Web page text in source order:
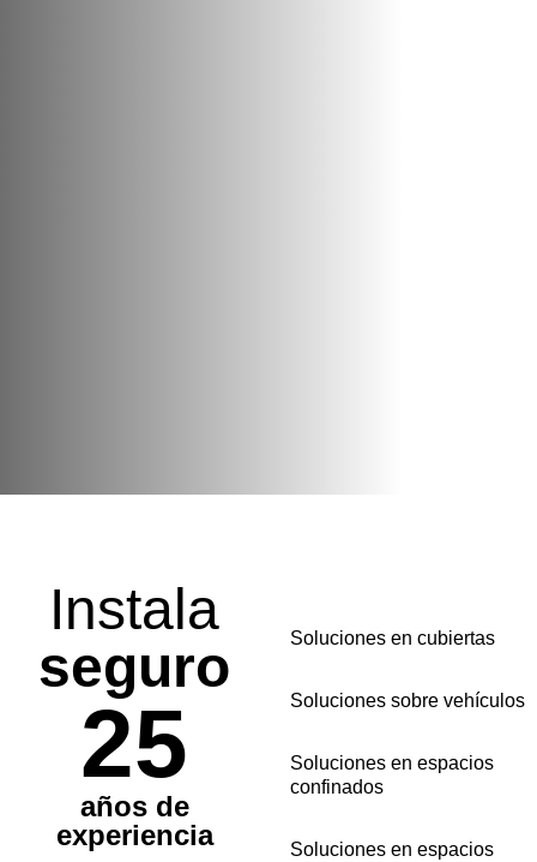
Instala
seguro
25
años de
experiencia
Soluciones en cubiertas
Soluciones sobre vehículos
Soluciones en espacios
confinados
Soluciones en espacios